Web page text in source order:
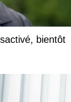
bientôt